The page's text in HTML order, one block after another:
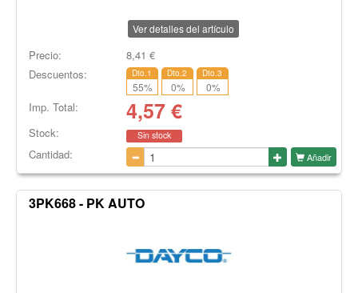
Ver detalles del artículo
Precio: 8,41 €
Descuentos:
Dto.1
55%
Dto.2
0%
Dto.3
0%
Imp. Total: 4,57€
Stock: Sin stock
Cantidad: Añadir
3PK668 - PK AUTO